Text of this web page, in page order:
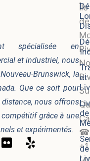
spécialisée en
et industriel, nous
Brunswick, la
Que ce soit pour
nous offrons
grâce à une
et expérimentés.
F
Y
et
de
de
Île
de
☎
+1